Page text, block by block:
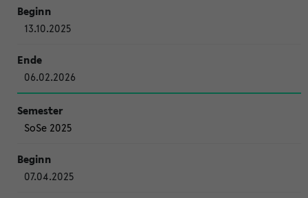
13.10.2025
06.02.2026
SoSe 2025
07.04.2025